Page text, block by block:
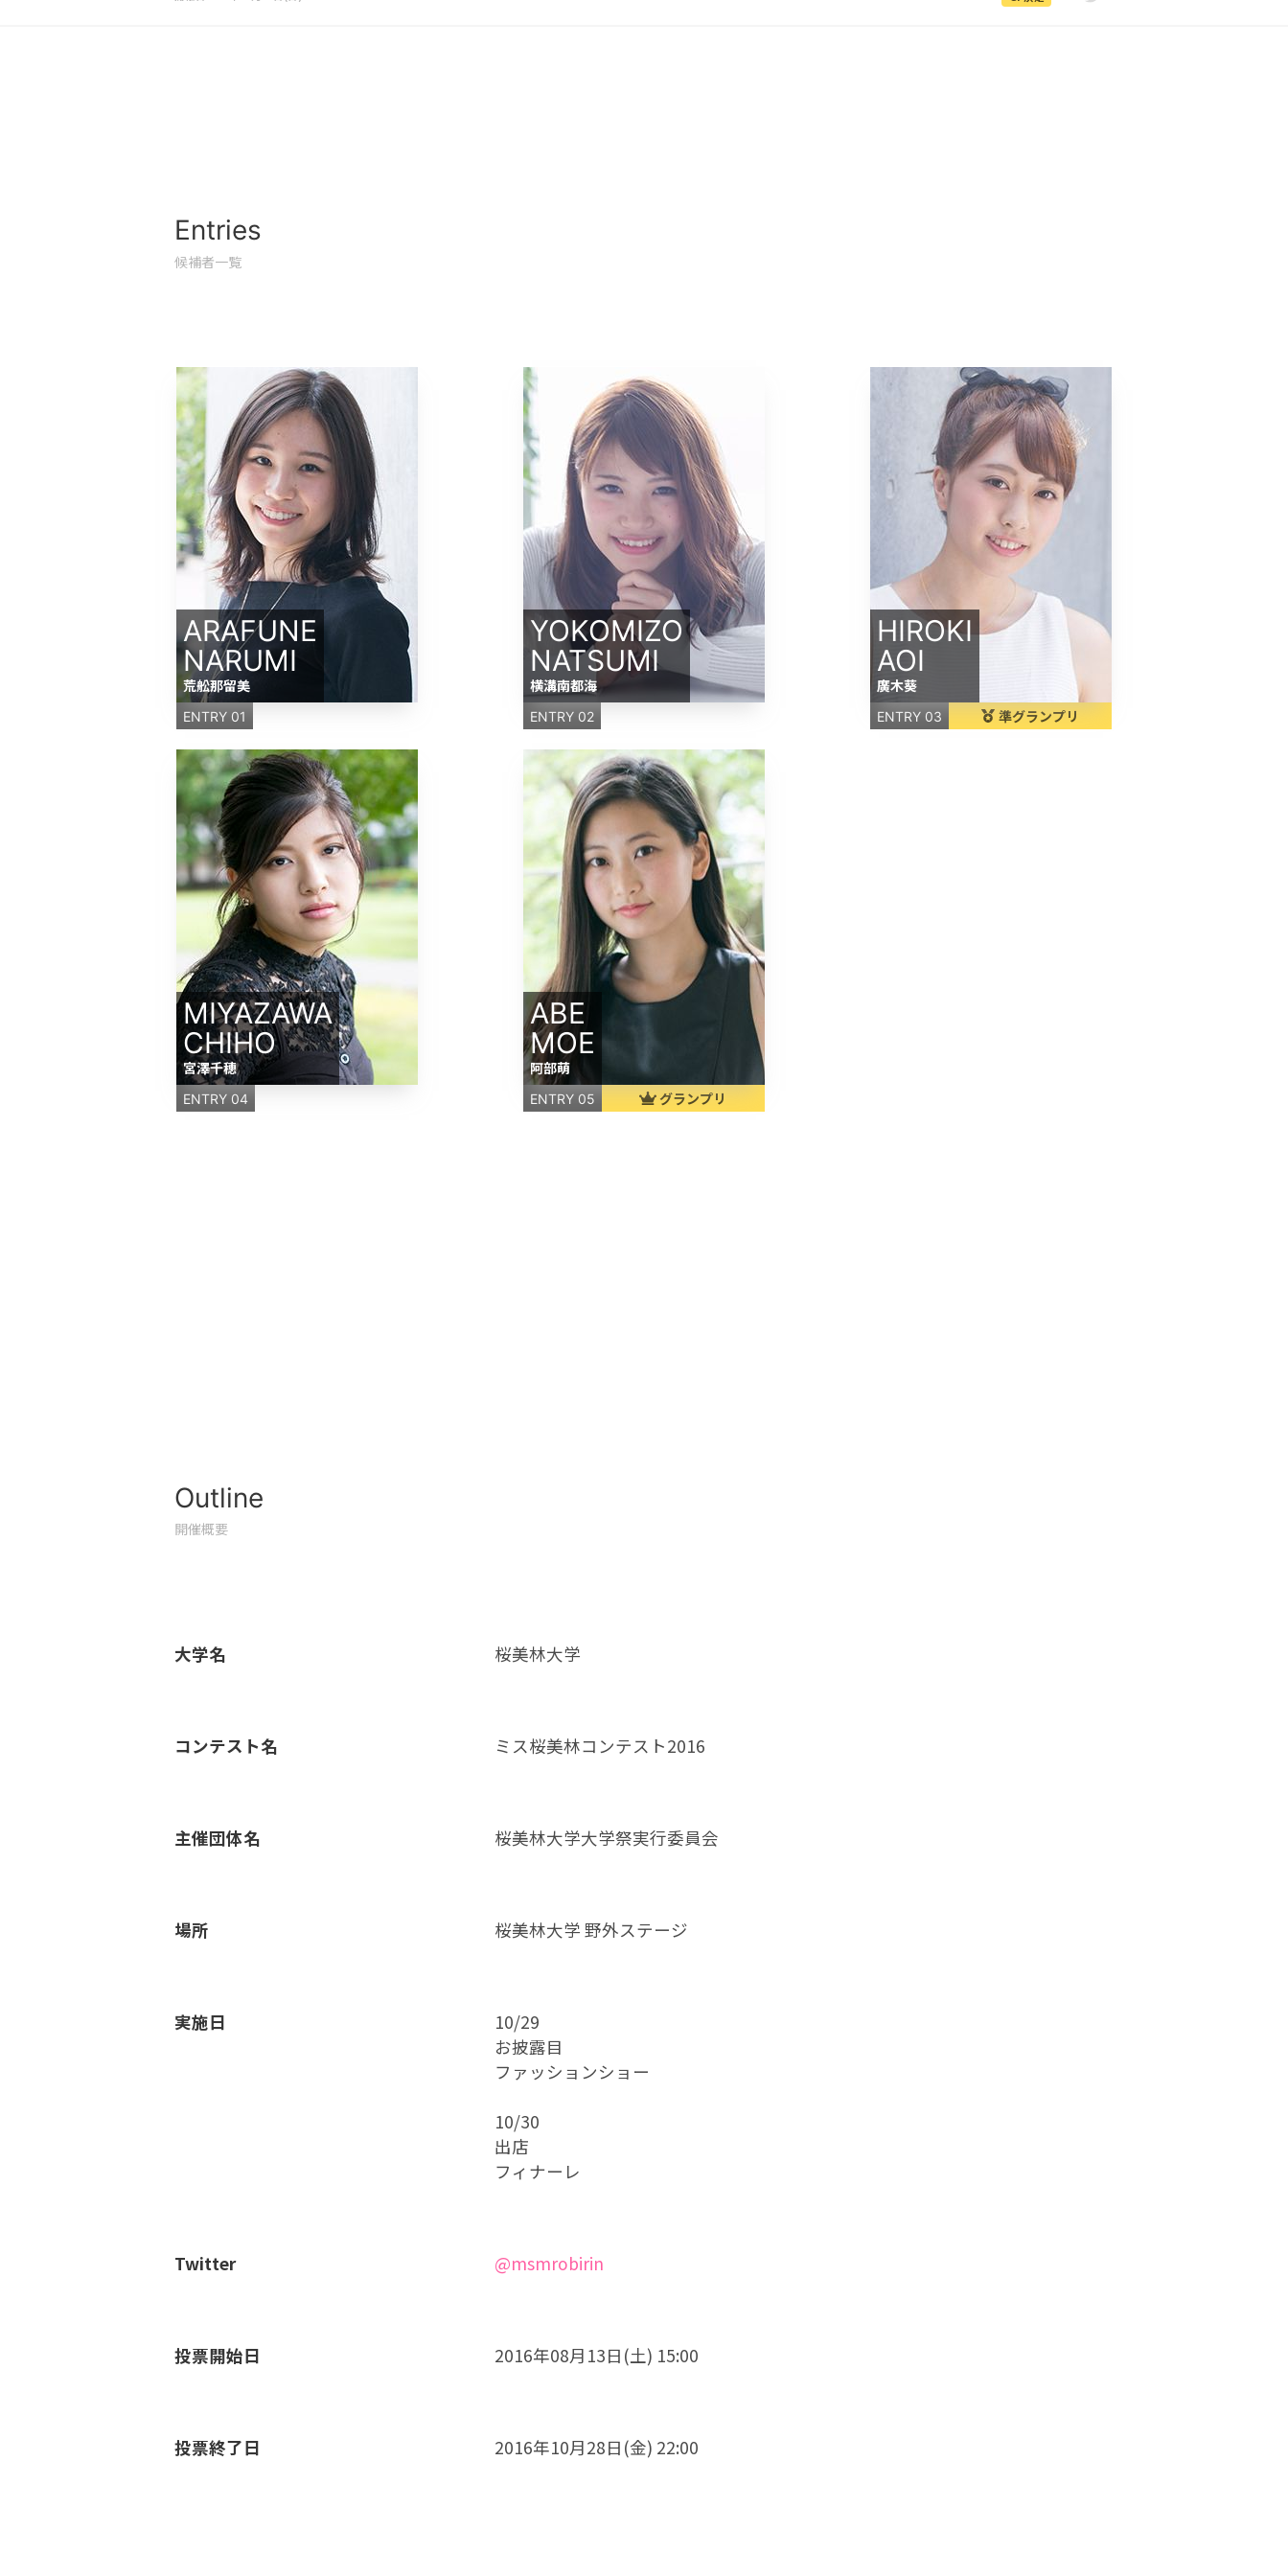
Entries
候補者一覧
ARAFUNE
NARUMI
荒舩那留美
ENTRY 01
YOKOMIZO
NATSUMI
横溝南都海
ENTRY 02
HIROKI
AOI
廣木葵
ENTRY 03 準グランプリ
MIYAZAWA
CHIHO
宮澤千穂
ENTRY 04
ABE
MOE
阿部萌
ENTRY 05 グランプリ
Outline
開催概要
大学名 桜美林大学
コンテスト名 ミス桜美林コンテスト2016
主催団体名 桜美林大学大学祭実行委員会
場所 桜美林大学 野外ステージ
実施日
10/29
お披露目
ファッションショー
10/30
出店
フィナーレ
Twitter @msmrobirin
投票開始日 2016年08月13日(土) 15:00
投票終了日 2016年10月28日(金) 22:00